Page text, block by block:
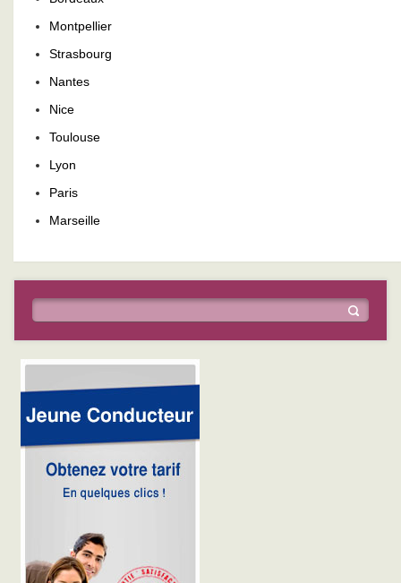
Montpellier
Strasbourg
Nantes
Nice
Toulouse
Lyon
Paris
Marseille